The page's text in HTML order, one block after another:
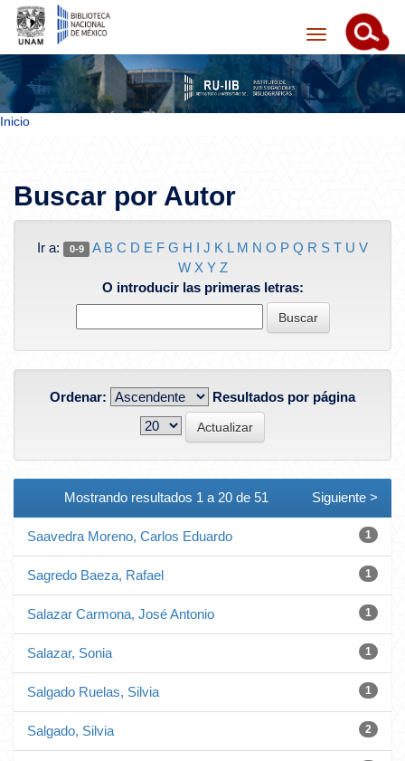
Inicio
Buscar por Autor
Ir a: 0-9 A B C D E F G H I J K L M N O P Q R S T U V
W X Y Z
O introducir las primeras letras:
Ordenar: Resultados por página
Mostrando resultados 1 a 20 de 51 Siguiente >
Saavedra Moreno, Carlos Eduardo 1
Sagredo Baeza, Rafael 1
Salazar Carmona, José Antonio 1
Salazar, Sonia 1
Salgado Ruelas, Silvia 1
Salgado, Silvia 2